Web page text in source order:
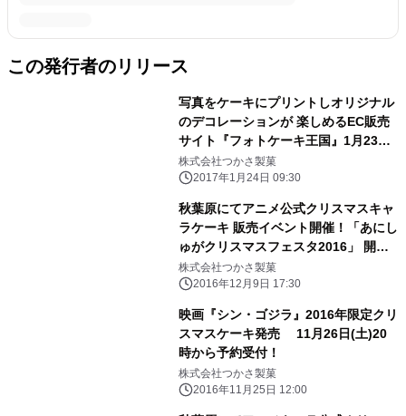
この発行者のリリース
写真をケーキにプリントしオリジナル
のデコレーションが 楽しめるEC販売
サイト『フォトケーキ王国』1月23日
開始
株式会社つかさ製菓
2017年1月24日 09:30
秋葉原にてアニメ公式クリスマスキャ
ラケーキ 販売イベント開催！「あにし
ゅがクリスマスフェスタ2016」 開催
日程12月24日(土)25日(日) 場所：秋
葉原UDX 4F
株式会社つかさ製菓
2016年12月9日 17:30
映画『シン・ゴジラ』2016年限定クリ
スマスケーキ発売 11月26日(土)20
時から予約受付！
株式会社つかさ製菓
2016年11月25日 12:00